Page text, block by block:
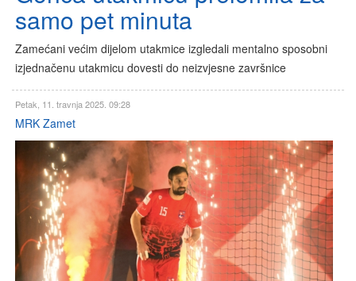
samo pet minuta
Zamećani većim dijelom utakmice izgledali mentalno sposobni
izjednačenu utakmicu dovesti do neizvjesne završnice
Petak, 11. travnja 2025. 09:28
MRK Zamet